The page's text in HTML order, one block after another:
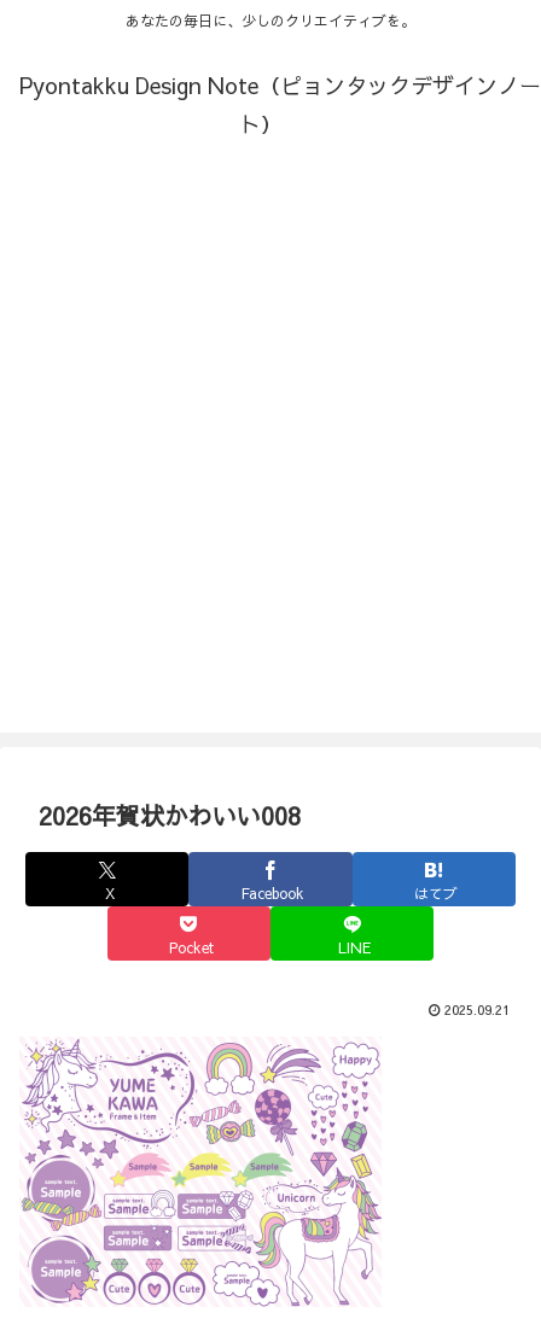
あなたの毎日に、少しのクリエイティブを。
Pyontakku Design Note（ピョンタックデザインノー
ト）
2026年賀状かわいい008
X Facebook はてブ
Pocket LINE
2025.09.21